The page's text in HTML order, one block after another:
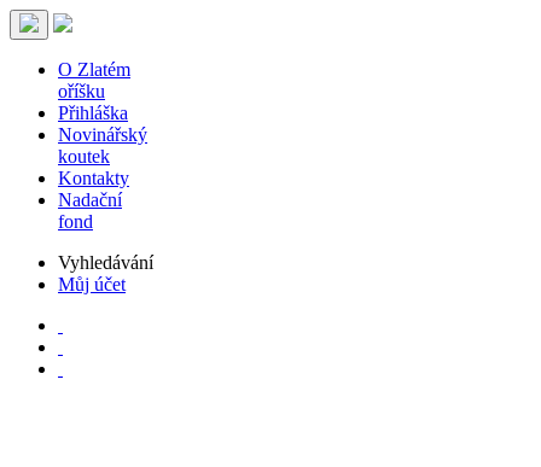
O Zlatém
oříšku
Přihláška
Novinářský
koutek
Kontakty
Nadační
fond
Vyhledávání
Můj účet